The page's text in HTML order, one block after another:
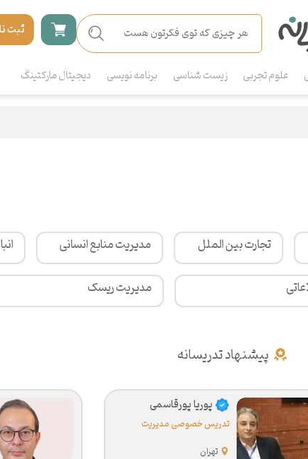
ثبت
علوم تجربی زیست شناسی برنامه نویسی دیجیتال مارکتینگ
تجارت بین الملل مدیریت منابع انسانی
مدیریت ریسک
پیشنهاد تدریسانه
تدریس خصوصی مدیریت
تهران